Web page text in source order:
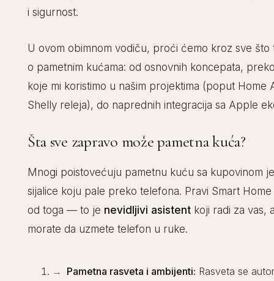
i sigurnost.
U ovom obimnom vodiču, proći ćemo kroz sve što
o pametnim kućama: od osnovnih koncepata,
koje mi koristimo u našim projektima (poput Home
Shelly releja), do naprednih integracija sa Apple
Šta sve zapravo može pametna kuća?
Mnogi poistovećuju pametnu kuću sa kupovinom
sijalice koju pale preko telefona. Pravi Smart
od toga — to je nevidljivi asistentkoji radi za vas,
morate da uzmete telefon u ruke.
Pametna rasveta i ambijenti: Rasveta se